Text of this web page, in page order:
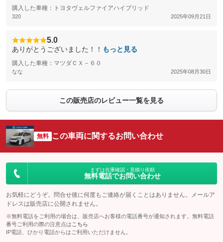
購入した車種：トヨタヴェルファイアハイブリッド
320 2025年09月21日
5.0
ありがとうございました！！ もっと見る
購入した車種：マツダＣＸ－６０
なな 2025年08月30日
この販売店のレビュー一覧を見る
無料 この車両に関するお問い合わせ
まずは在庫確認・見積り依頼
無料電話でお問い合わせ
お気軽にどうぞ。問合せ後に何度もご連絡が届くことはありません。メールア
ドレスは販売店に公開されません。
※無料電話をご利用の場合は、販売店へお客様の電話番号が通知されます。無料電話
番号ご利用の際の注意点は こちら
IP電話、ひかり電話からはご利用いただけません。